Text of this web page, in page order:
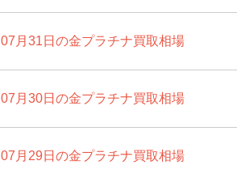
07月31日の金プラチナ買取相場
07月30日の金プラチナ買取相場
07月29日の金プラチナ買取相場